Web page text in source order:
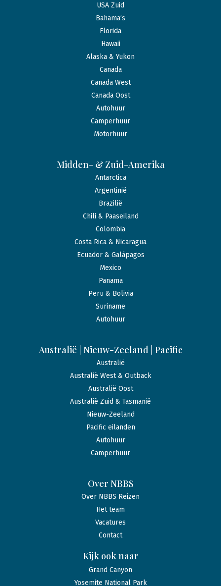
USA Zuid
Bahama’s
Florida
Hawaii
Alaska & Yukon
Canada
Canada West
Canada Oost
Autohuur
Camperhuur
Motorhuur
Midden- & Zuid-Amerika
Antarctica
Argentinië
Brazilië
Chili & Paaseiland
Colombia
Costa Rica & Nicaragua
Ecuador & Galápagos
Mexico
Panama
Peru & Bolivia
Suriname
Autohuur
Australië | Nieuw-Zeeland | Pacific
Australië
Australië West & Outback
Australië Oost
Australië Zuid & Tasmanië
Nieuw-Zeeland
Pacific eilanden
Autohuur
Camperhuur
Over NBBS
Over NBBS Reizen
Het team
Vacatures
Contact
Kijk ook naar
Grand Canyon
Yosemite National Park